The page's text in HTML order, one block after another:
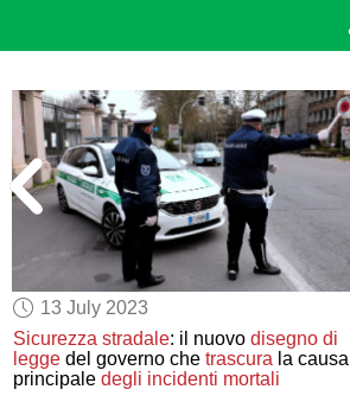
13 July 2023
Sicurezza stradale: il nuovodisegno di
legge del governo chetrascura la causa
principaledegli incidenti mortali